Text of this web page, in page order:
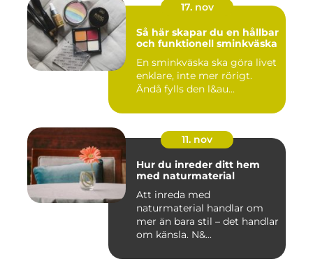
17. nov
Så här skapar du en hållbar
och funktionell sminkväska
En sminkväska ska göra livet
enklare, inte mer rörigt.
Ändå fylls den l&au...
11. nov
Hur du inreder ditt hem
med naturmaterial
Att inreda med
naturmaterial handlar om
mer än bara stil – det handlar
om känsla. N&...